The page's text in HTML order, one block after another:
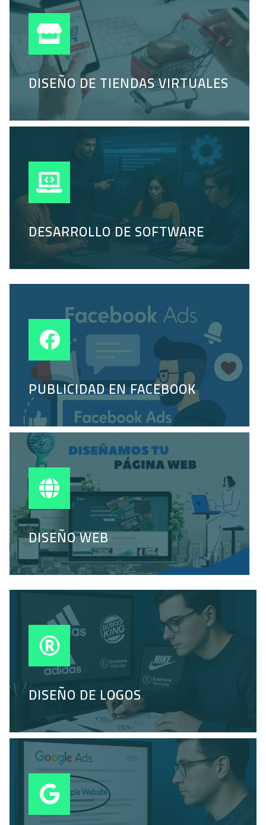
DISEÑO DE TIENDAS VIRTUALES
DESARROLLO DE SOFTWARE
PUBLICIDAD EN FACEBOOK
DISEÑO WEB
DISEÑO DE LOGOS